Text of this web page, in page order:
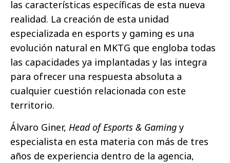
las características específicas de esta nueva
realidad. La creación de esta unidad
especializada en esports y gaming es una
evolución natural en MKTG que engloba todas
las capacidades ya implantadas y las integra
para ofrecer una respuesta absoluta a
cualquier cuestión relacionada con este
territorio.
Álvaro Giner, Head of Esports & Gaming y
especialista en esta materia con más de tres
años de experiencia dentro de la agencia,